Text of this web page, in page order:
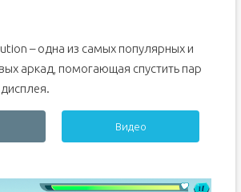
– одна из самых популярных и
аркад, помогающая спустить пар
Видео